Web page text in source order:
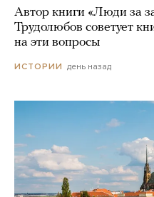
Автор книги «Люди за
Трудолюбов советует
на эти вопросы
ИСТОРИИ день назад